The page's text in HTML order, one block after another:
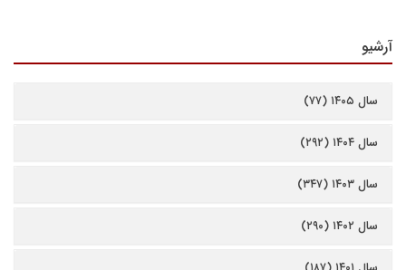
آرشیو
سال ۱۴۰۵ (۷۷)
سال ۱۴۰۴ (۲۹۲)
سال ۱۴۰۳ (۳۴۷)
سال ۱۴۰۲ (۲۹۰)